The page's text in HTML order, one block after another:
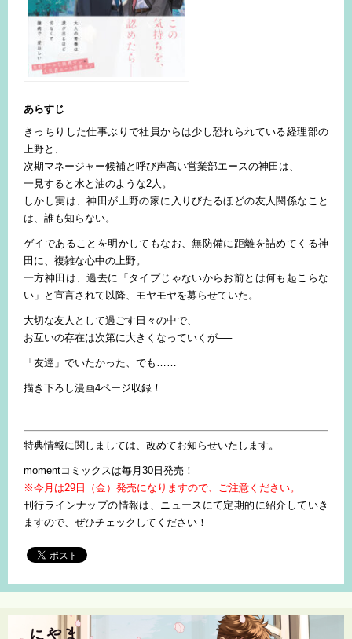
あらすじ
きっちりした仕事ぶりで社員からは少し恐れられている経理部の
上野と、
次期マネージャー候補と呼び声高い営業部エースの神田は、
一見すると水と油のような2人。
しかし実は、神田が上野の家に入りびたるほどの友人関係なこと
は、誰も知らない。
ゲイであることを明かしてもなお、無防備に距離を詰めてくる神
田に、複雑な心中の上野。
一方神田は、過去に「タイプじゃないからお前とは何も起こらな
い」と宣言されて以降、モヤモヤを募らせていた。
大切な友人として過ごす日々の中で、
お互いの存在は次第に大きくなっていくが──
「友達」でいたかった、でも……
描き下ろし漫画4ページ収録！
特典情報に関しましては、改めてお知らせいたします。
momentコミックスは毎月30日発売！
※今月は29日（金）発売になりますので、ご注意ください。
刊行ラインナップの情報は、ニュースにて定期的に紹介していき
ますので、ぜひチェックしてください！